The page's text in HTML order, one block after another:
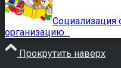
Социализация
организацию...
Прокрутить наверх